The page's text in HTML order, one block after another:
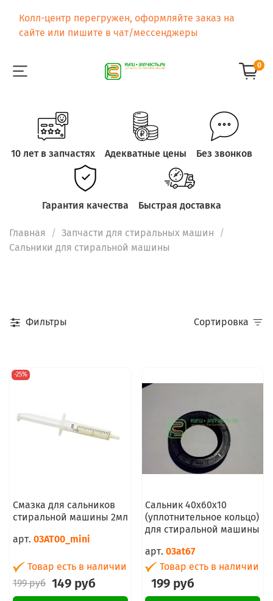
Колл-центр перегружен, оформляйте заказ на
сайте или пишите в чат/мессенджеры
0
10 лет в запчастях Адекватные цены Без звонков
Гарантия качества Быстрая доставка
Главная
Запчасти для стиральных машин
Сальники для стиральной машины
Фильтры Сортировка
-25%
Смазка для сальников
стиральной машины 2мл
арт. 03AT00_mini
Товар есть в наличии
199 руб 149 руб
Сальник 40x60x10
(уплотнительное кольцо)
для стиральной машины
арт. 03at67
Товар есть в наличии
199 руб